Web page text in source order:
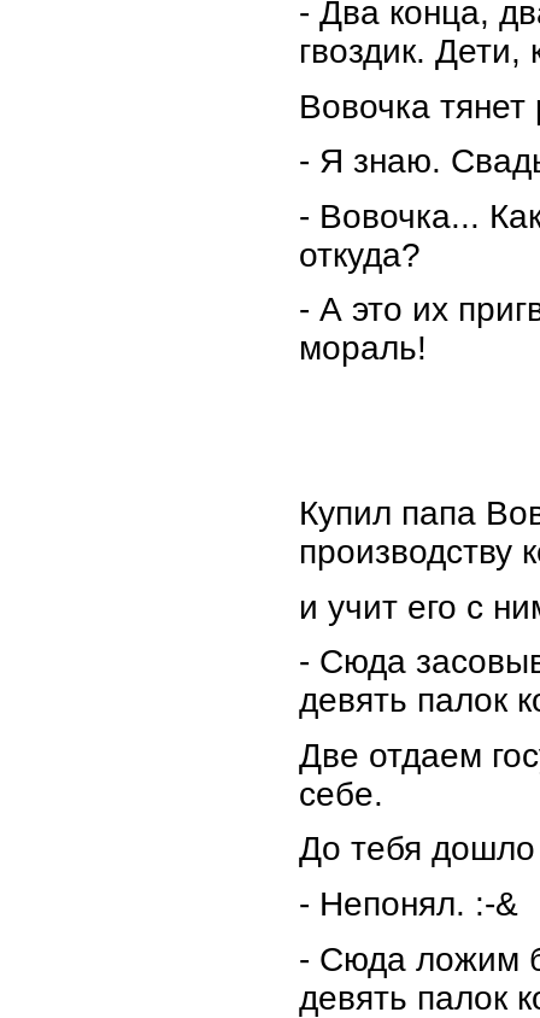
- Два конца,
гвоздик. Дети,
Вовочка тянет
- Я знаю.
- Вовочка...
откуда?
- А это их
мораль!
Купил папа
производству
и учит его с
- Сюда
девять палок
Две отдаем
себе.
До тебя
- Непонял. :-&
- Сюда ложим
девять палок